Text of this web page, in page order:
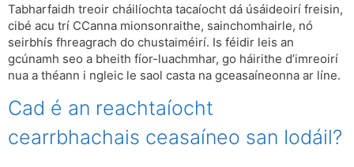
Tabharfaidh treoir cháilíochta tacaíocht dá úsáideoirí freisin,
cibé acu trí CCanna mionsonraithe, sainchomhairle, nó
seirbhís fhreagrach do chustaiméirí. Is féidir leis an
gcúnamh seo a bheith fíor-luachmhar, go háirithe d’imreoirí
nua a théann i ngleic le saol casta na gceasaíneonna ar líne.
Cad é an reachtaíocht
cearrbhachais ceasaíneo san Iodáil?